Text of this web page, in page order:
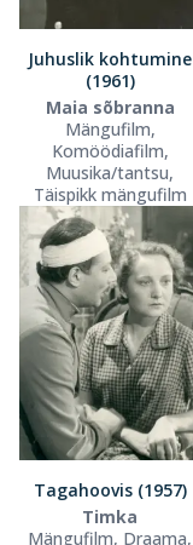
Juhuslik kohtumine
(1961)
Maia sõbranna
Mängufilm,
Komöödiafilm,
Muusika/tantsu,
Täispikk mängufilm
Tagahoovis (1957)
Timka
Mängufilm, Draama,